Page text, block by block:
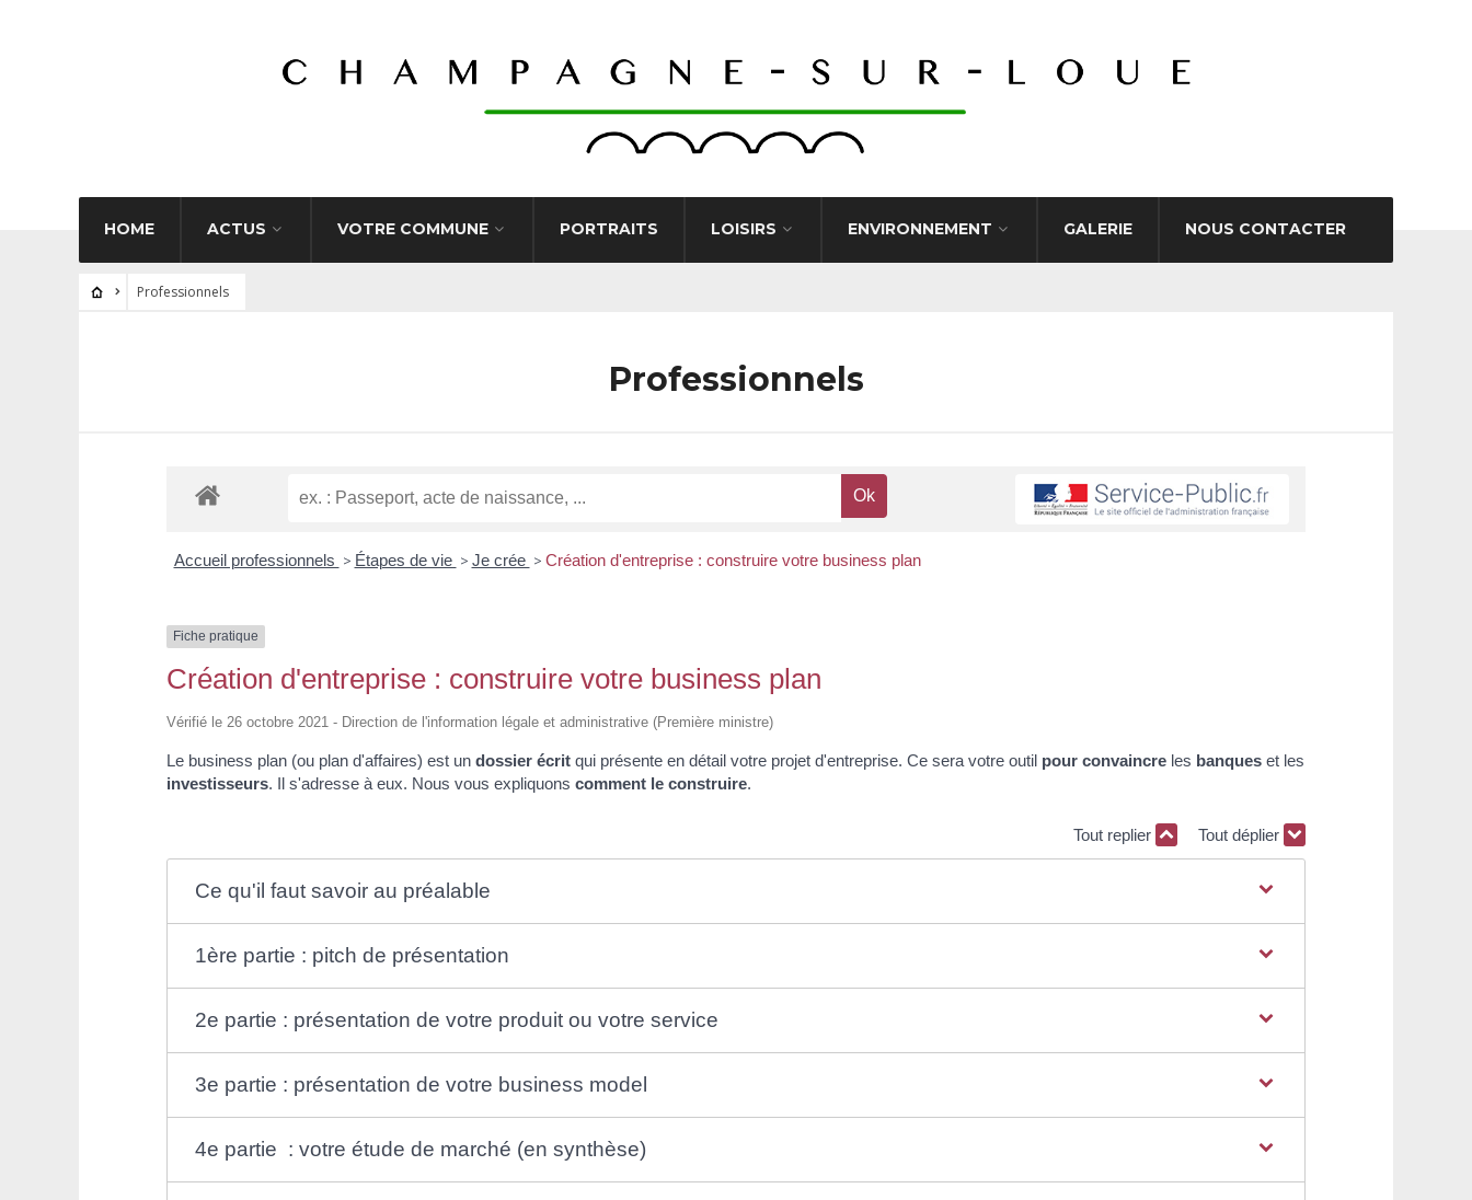
HOME ACTUS VOTRE COMMUNE PORTRAITS LOISIRS ENVIRONNEMENT GALERIE NOUS CONTACTER
Professionnels
Professionnels
Accueil professionnels > Étapes de vie > Je crée > Création d'entreprise : construire votre business plan
Fiche pratique
Création d'entreprise : construire votre business plan
Vérifié le 26 octobre 2021 - Direction de l'information légale et administrative (Première ministre)
Le business plan (ou plan d'affaires) est un dossier écrit qui présente en détail votre projet d'entreprise. Ce sera votre outil pour convaincre les banques et les
investisseurs. Il s'adresse à eux. Nous vous expliquons comment le construire.
Tout replier Tout déplier
Ce qu'il faut savoir au préalable
1ère partie : pitch de présentation
2e partie : présentation de votre produit ou votre service
3e partie : présentation de votre business model
4e partie : votre étude de marché (en synthèse)